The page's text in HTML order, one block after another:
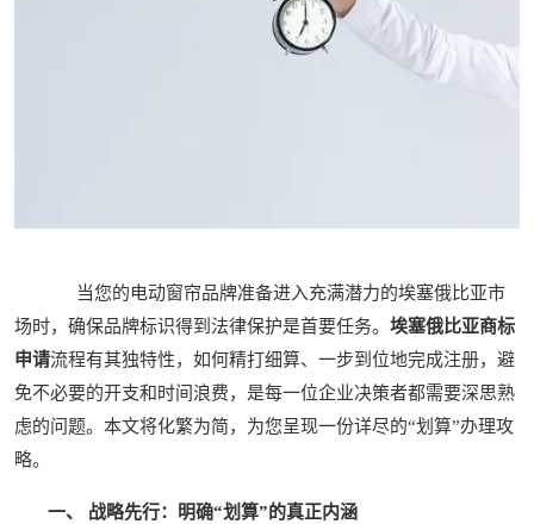
当您的电动窗帘品牌准备进入充满潜力的埃塞俄比亚市
场时，确保品牌标识得到法律保护是首要任务。 埃塞俄比亚商标
申请流程有其独特性，如何精打细算、一步到位地完成注册，避
免不必要的开支和时间浪费，是每一位企业决策者都需要深思熟
虑的问题。本文将化繁为简，为您呈现一份详尽的“划算”办理攻
略。
一、 战略先行：明确“划算”的真正内涵